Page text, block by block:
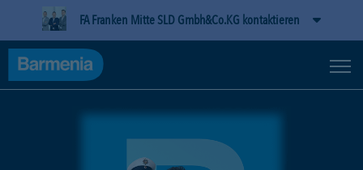
FA Franken Mitte SLD Gmbh&Co.KG kontaktieren